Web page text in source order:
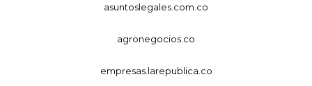
asuntoslegales.com.co
agronegocios.co
empresas.larepublica.co